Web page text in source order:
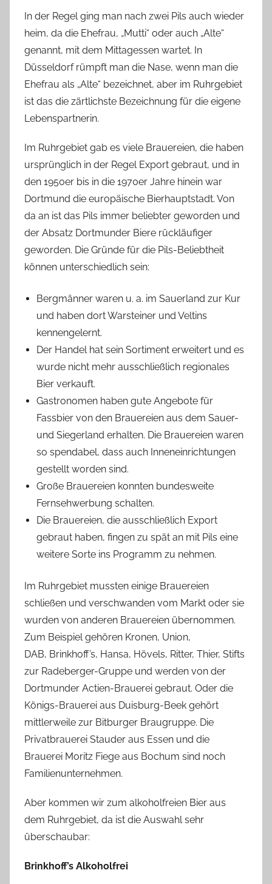
In der Regel ging man nach zwei Pils auch wieder
heim, da die Ehefrau, „Mutti“ oder auch „Alte“
genannt, mit dem Mittagessen wartet. In
Düsseldorf rümpft man die Nase, wenn man die
Ehefrau als „Alte“ bezeichnet, aber im Ruhrgebiet
ist das die zärtlichste Bezeichnung für die eigene
Lebenspartnerin.
Im Ruhrgebiet gab es viele Brauereien, die haben
ursprünglich in der Regel Export gebraut, und in
den 1950er bis in die 1970er Jahre hinein war
Dortmund die europäische Bierhauptstadt. Von
da an ist das Pils immer beliebter geworden und
der Absatz Dortmunder Biere rückläufiger
geworden. Die Gründe für die Pils-Beliebtheit
können unterschiedlich sein:
Bergmänner waren u. a. im Sauerland zur Kur
und haben dort Warsteiner und Veltins
kennengelernt.
Der Handel hat sein Sortiment erweitert und es
wurde nicht mehr ausschließlich regionales
Bier verkauft.
Gastronomen haben gute Angebote für
Fassbier von den Brauereien aus dem Sauer-
und Siegerland erhalten. Die Brauereien waren
so spendabel, dass auch Inneneinrichtungen
gestellt worden sind.
Große Brauereien konnten bundesweite
Fernsehwerbung schalten.
Die Brauereien, die ausschließlich Export
gebraut haben, fingen zu spät an mit Pils eine
weitere Sorte ins Programm zu nehmen.
Im Ruhrgebiet mussten einige Brauereien
schließen und verschwanden vom Markt oder sie
wurden von anderen Brauereien übernommen.
Zum Beispiel gehören Kronen, Union,
DAB, Brinkhoff’s, Hansa, Hövels, Ritter, Thier, Stifts
zur Radeberger-Gruppe und werden von der
Dortmunder Actien-Brauerei gebraut. Oder die
Königs-Brauerei aus Duisburg-Beek gehört
mittlerweile zur Bitburger Braugruppe. Die
Privatbrauerei Stauder aus Essen und die
Brauerei Moritz Fiege aus Bochum sind noch
Familienunternehmen.
Aber kommen wir zum alkoholfreien Bier aus
dem Ruhrgebiet, da ist die Auswahl sehr
überschaubar:
Brinkhoff’s Alkoholfrei